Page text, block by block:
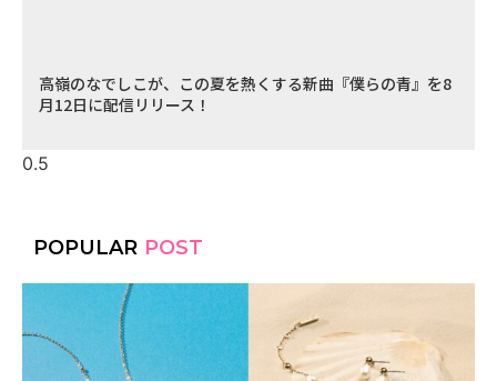
高嶺のなでしこが、この夏を熱くする新曲『僕らの青』を8
月12日に配信リリース！
POPULAR POST